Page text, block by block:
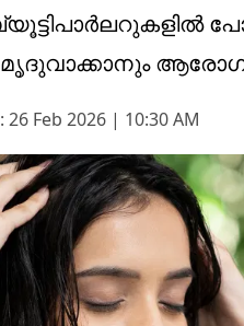
26 Feb 2026 | 10:30 AM